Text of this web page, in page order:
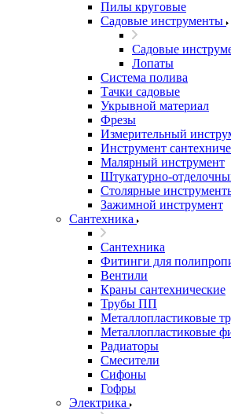
Пилы круговые
Садовые инструменты
Садовые
Лопаты
Система полива
Тачки садовые
Укрывной материал
Фрезы
Измерительный
Инструмент
Малярный инструмент
Штукатурно-
Cтолярные
Зажимной инструмент
Сантехника
Сантехника
Фитинги для
Вентили
Краны сантехнические
Трубы ПП
Металлопластиковые
Металлопластиковые
Радиаторы
Смесители
Сифоны
Гофры
Электрика